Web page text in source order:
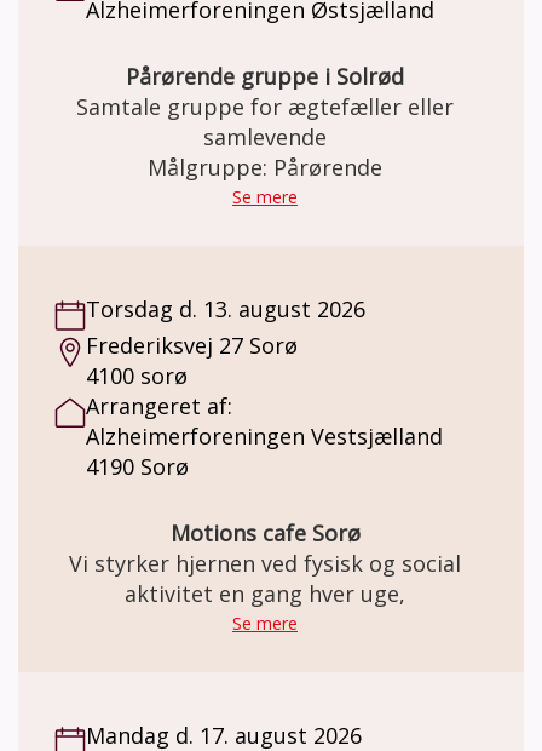
Alzheimerforeningen Østsjælland
Pårørende gruppe i Solrød
Samtale gruppe for ægtefæller eller
samlevende
Målgruppe: Pårørende
Se mere
Torsdag d. 13. august 2026
Frederiksvej 27 Sorø
4100 sorø
Arrangeret af:
Alzheimerforeningen Vestsjælland
4190 Sorø
Motions cafe Sorø
Vi styrker hjernen ved fysisk og social
aktivitet en gang hver uge,
Se mere
Mandag d. 17. august 2026